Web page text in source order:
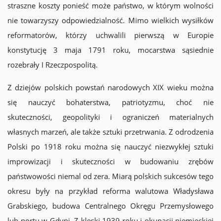
straszne koszty ponieść może państwo, w którym wolności
nie towarzyszy odpowiedzialność. Mimo wielkich wysiłków
reformatorów, którzy uchwalili pierwszą w Europie
konstytucję 3 maja 1791 roku, mocarstwa sąsiednie
rozebrały I Rzeczpospolitą.
Z dziejów polskich powstań narodowych XIX wieku można
się nauczyć bohaterstwa, patriotyzmu, choć nie
skuteczności, geopolityki i ograniczeń materialnych
własnych marzeń, ale także sztuki przetrwania. Z odrodzenia
Polski po 1918 roku można się nauczyć niezwykłej sztuki
improwizacji i skuteczności w budowaniu zrębów
państwowości niemal od zera. Miarą polskich sukcesów tego
okresu były na przykład reforma walutowa Władysława
Grabskiego, budowa Centralnego Okręgu Przemysłowego